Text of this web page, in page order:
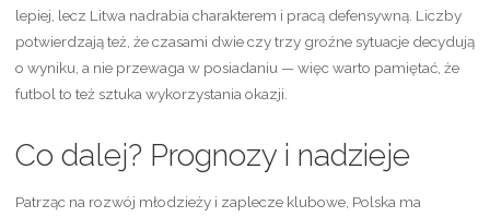
lepiej, lecz Litwa nadrabia charakterem i pracą defensywną. Liczby
potwierdzają też, że czasami dwie czy trzy groźne sytuacje decydują
o wyniku, a nie przewaga w posiadaniu — więc warto pamiętać, że
futbol to też sztuka wykorzystania okazji.
Co dalej? Prognozy i nadzieje
Patrząc na rozwój młodzieży i zaplecze klubowe, Polska ma